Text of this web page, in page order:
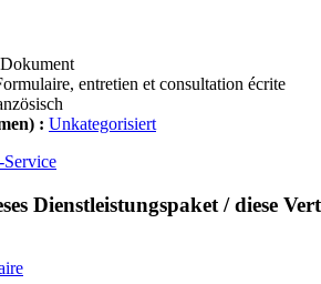
entretien et consultation écrite
: Unkategorisiert
Service
Dienstleistungspaket / diese